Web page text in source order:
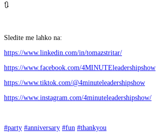
🔃
Sledite me lahko na:
https://www.linkedin.com/in/tomazstritar/
https://www.facebook.com/4MINUTEleadershipshow
https://www.tiktok.com/@4minuteleadershipshow
https://www.instagram.com/4minuteleadershipshow/
#party #anniversary #fun #thankyou